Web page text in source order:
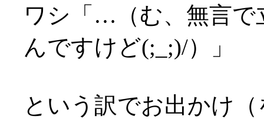
ワシ「…（む、無言で
んですけど(;_;)/）」
という訳でお出かけ